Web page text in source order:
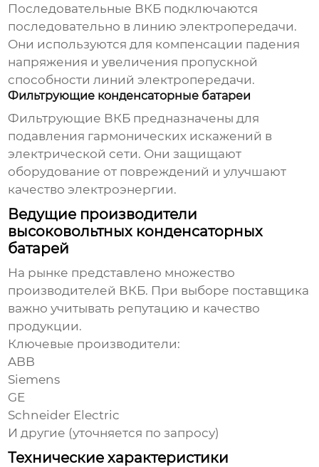
Последовательные ВКБ подключаются
последовательно в линию электропередачи.
Они используются для компенсации падения
напряжения и увеличения пропускной
способности линий электропередачи.
Фильтрующие конденсаторные батареи
Фильтрующие ВКБ предназначены для
подавления гармонических искажений в
электрической сети. Они защищают
оборудование от повреждений и улучшают
качество электроэнергии.
Ведущие производители
высоковольтных конденсаторных
батарей
На рынке представлено множество
производителей ВКБ. При выборе поставщика
важно учитывать репутацию и качество
продукции.
Ключевые производители:
ABB
Siemens
GE
Schneider Electric
И другие (уточняется по запросу)
Технические характеристики